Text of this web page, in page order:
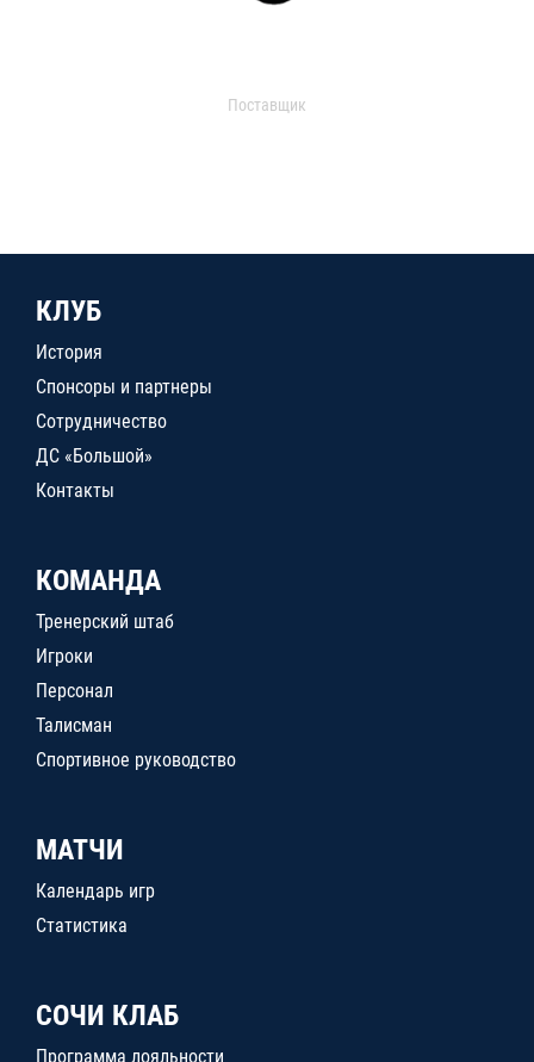
Поставщик
КЛУБ
История
Спонсоры и партнеры
Сотрудничество
ДС «Большой»
Контакты
КОМАНДА
Тренерский штаб
Игроки
Персонал
Талисман
Спортивное руководство
МАТЧИ
Календарь игр
Статистика
СОЧИ КЛАБ
Программа лояльности